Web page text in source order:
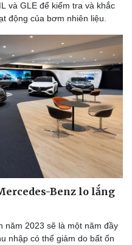
và GLE để kiểm tra và khắc
động của bơm nhiên liệu.
Benz lo lắng
năm 2023 sẽ là một năm đầy
nhập có thể giảm do bất ổn